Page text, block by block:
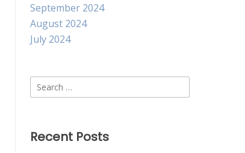
September 2024
August 2024
July 2024
Search
for:
Recent Posts